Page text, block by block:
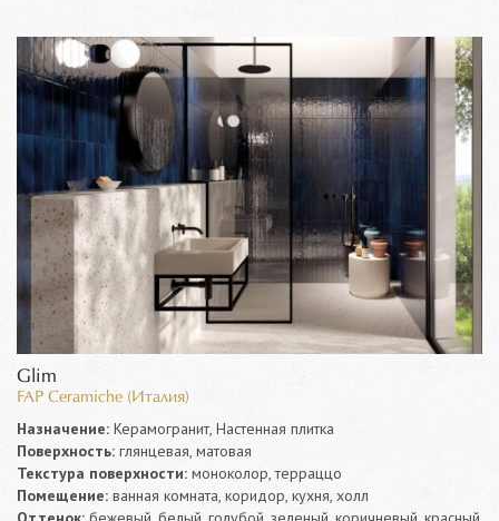
Glim
FAP Ceramiche (Италия)
Назначение: Керамогранит, Настенная плитка
Поверхность: глянцевая, матовая
Текстура поверхности: моноколор, терраццо
Помещение: ванная комната, коридор, кухня, холл